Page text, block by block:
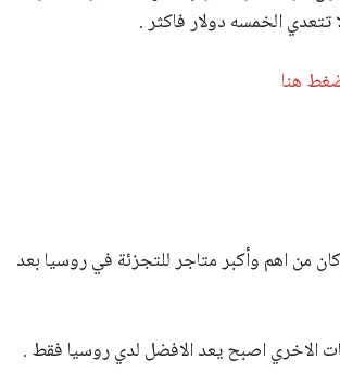
تتعدي الخمسه دولار فاكثر .
هنا
من اهم وأكبر متاجر للتجزئة في روسيا بعد
الاخري اصبح يعد الافضل لدي روسيا فقط .